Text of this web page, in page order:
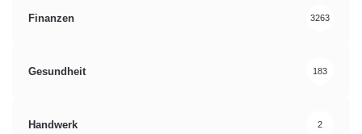
Finanzen 3263
Gesundheit 183
Handwerk 2